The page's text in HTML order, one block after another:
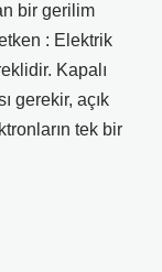
bir gerilim
: Elektrik
Kapalı
gerekir, açık
tek bir